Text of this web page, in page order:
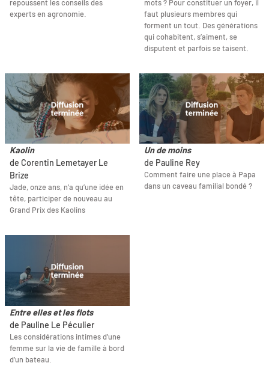
repoussent les conseils des
experts en agronomie.
mots ? Pour constituer un foyer, il
faut plusieurs membres qui
forment un tout. Des générations
qui cohabitent, s’aiment, se
disputent et parfois se taisent.
Kaolin
de Corentin Lemetayer Le
Brize
Jade, onze ans, n’a qu’une idée en
tête, participer de nouveau au
Grand Prix des Kaolins
Un de moins
de Pauline Rey
Comment faire une place à Papa
dans un caveau familial bondé ?
Entre elles et les flots
de Pauline Le Péculier
Les considérations intimes d’une
femme sur la vie de famille à bord
d’un bateau.